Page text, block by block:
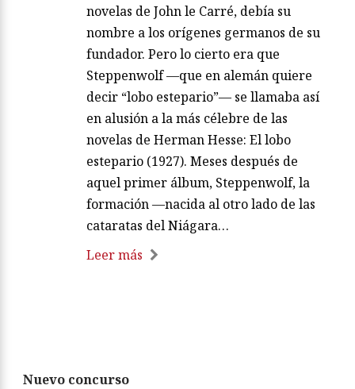
novelas de John le Carré, debía su
nombre a los orígenes germanos de su
fundador. Pero lo cierto era que
Steppenwolf —que en alemán quiere
decir “lobo estepario”— se llamaba así
en alusión a la más célebre de las
novelas de Herman Hesse: El lobo
estepario (1927). Meses después de
aquel primer álbum, Steppenwolf, la
formación —nacida al otro lado de las
cataratas del Niágara…
Leer más
Nuevo concurso